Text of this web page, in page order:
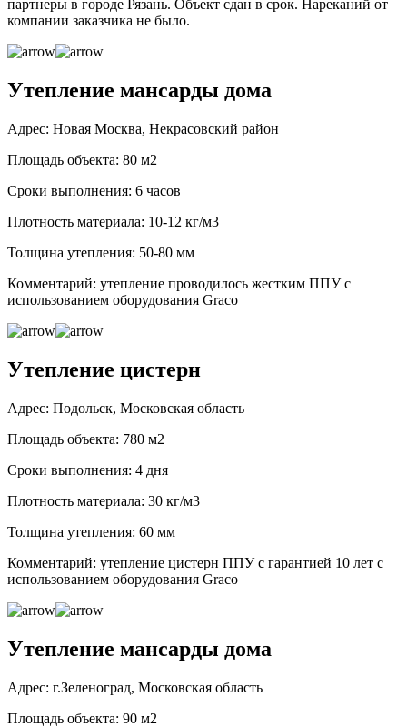
партнеры в городе Рязань. Объект сдан в срок. Нареканий от
компании заказчика не было.
Утепление мансарды дома
Адрес: Новая Москва, Некрасовский район
Площадь объекта: 80 м2
Сроки выполнения: 6 часов
Плотность материала: 10-12 кг/м3
Толщина утепления: 50-80 мм
Комментарий: утепление проводилось жестким ППУ с
использованием оборудования Graco
Утепление цистерн
Адрес: Подольск, Московская область
Площадь объекта: 780 м2
Сроки выполнения: 4 дня
Плотность материала: 30 кг/м3
Толщина утепления: 60 мм
Комментарий: утепление цистерн ППУ с гарантией 10 лет с
использованием оборудования Graco
Утепление мансарды дома
Адрес: г.Зеленоград, Московская область
Площадь объекта: 90 м2